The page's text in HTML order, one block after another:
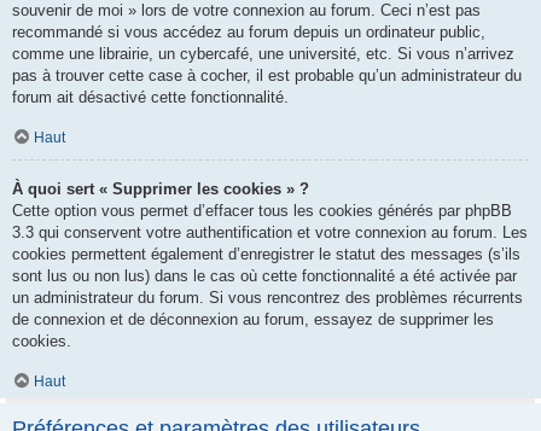
souvenir de moi » lors de votre connexion au forum. Ceci n’est pas
recommandé si vous accédez au forum depuis un ordinateur public,
comme une librairie, un cybercafé, une université, etc. Si vous n’arrivez
pas à trouver cette case à cocher, il est probable qu’un administrateur du
forum ait désactivé cette fonctionnalité.
Haut
À quoi sert « Supprimer les cookies » ?
Cette option vous permet d’effacer tous les cookies générés par phpBB
3.3 qui conservent votre authentification et votre connexion au forum. Les
cookies permettent également d’enregistrer le statut des messages (s’ils
sont lus ou non lus) dans le cas où cette fonctionnalité a été activée par
un administrateur du forum. Si vous rencontrez des problèmes récurrents
de connexion et de déconnexion au forum, essayez de supprimer les
cookies.
Haut